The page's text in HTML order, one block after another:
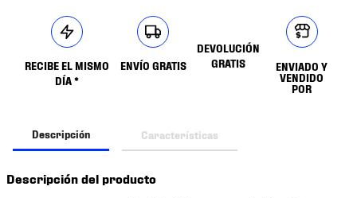
RECIBE EL MISMO
DÍA *
ENVÍO GRATIS
DEVOLUCIÓN
GRATIS
ENVIADO Y
VENDIDO
POR
Descripción Características
Descripción del producto